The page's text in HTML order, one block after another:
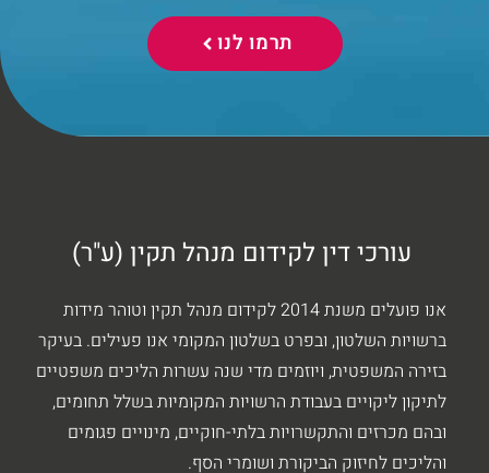
תרמו לנו
עורכי דין לקידום מנהל תקין (ע"ר)
אנו פועלים משנת 2014 לקידום מנהל תקין וטוהר מידות
ברשויות השלטון, ובפרט בשלטון המקומי אנו פעילים. בעיקר
בזירה המשפטית, ויוזמים מדי שנה עשרות הליכים משפטיים
לתיקון ליקויים בעבודת הרשויות המקומיות בשלל תחומים,
ובהם מכרזים והתקשרויות בלתי-חוקיים, מינויים פגומים
והליכים לחיזוק הביקורת ושומרי הסף.